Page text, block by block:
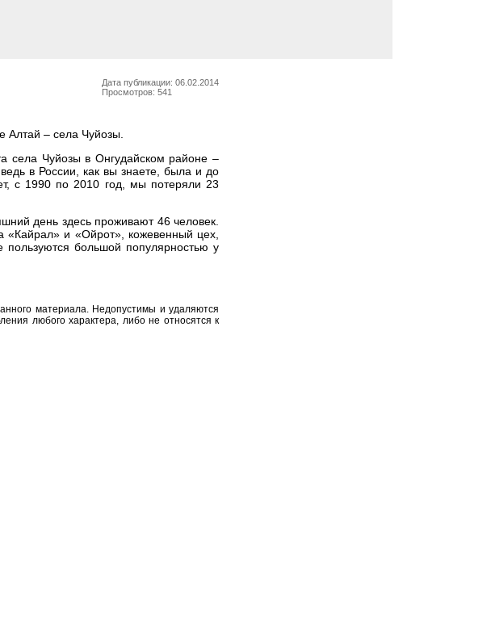
Дата публикации: 06.02.2014
Просмотров: 541
Алтай – села Чуйозы.
села Чуйозы в Онгудайском районе –
в России, как вы знаете, была и до
с 1990 по 2010 год, мы потеряли 23
день здесь проживают 46 человек.
«Кайрал» и «Ойрот», кожевенный цех,
пользуются большой популярностью у
материала. Недопустимы и удаляются
любого характера, либо не относятся к